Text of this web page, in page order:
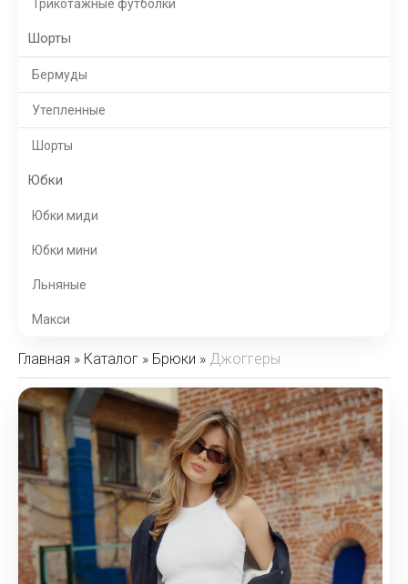
Трикотажные футболки
Шорты
Бермуды
Утепленные
Шорты
Юбки
Юбки миди
Юбки мини
Льняные
Макси
Главная » Каталог » Брюки » Джоггеры